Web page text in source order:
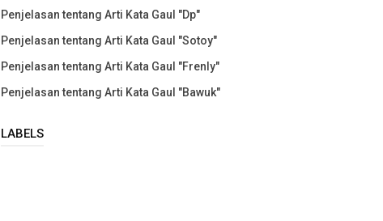
Penjelasan tentang Arti Kata Gaul "Dp"
Penjelasan tentang Arti Kata Gaul "Sotoy"
Penjelasan tentang Arti Kata Gaul "Frenly"
Penjelasan tentang Arti Kata Gaul "Bawuk"
LABELS